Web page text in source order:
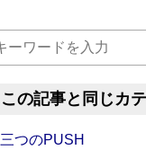
この記事と同じカ
三つのPUSH